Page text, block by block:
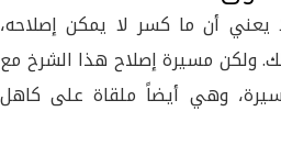
يعني أن ما كسر لا يمكن إصلاحه،
ولكن مسيرة إصلاح هذا الشرخ مع
وهي أيضاً ملقاة على كاهل